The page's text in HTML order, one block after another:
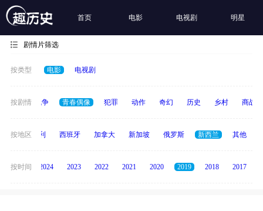
首页 电影 电视剧 明星
剧情片筛选
按类型 电影 电视剧
按剧情
古装 战争 青春偶像 犯罪 动作 奇幻 历史 乡村 商战
按地区
度 意大利 西班牙 加拿大 新加坡 俄罗斯 新西兰 其他
按时间
2025 2024 2023 2022 2021 2020 2019 2018 2017